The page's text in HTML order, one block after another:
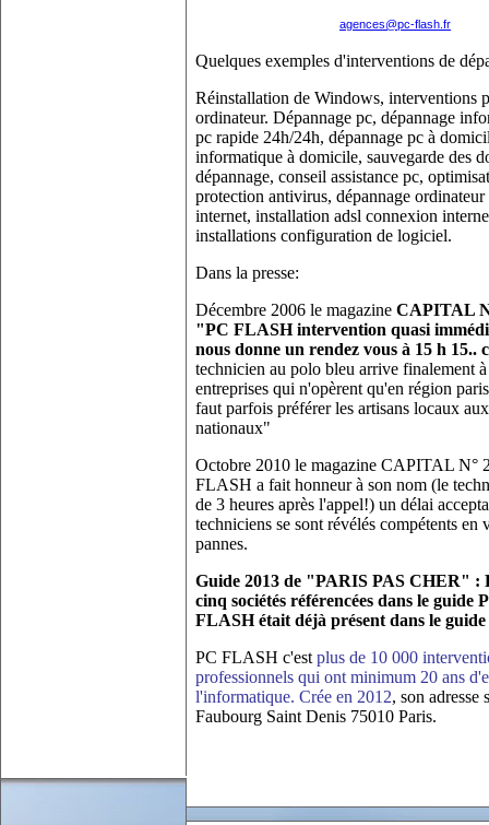
agences@pc-flash.fr
Quelques exemples d'interventions de
Réinstallation de Windows, interventions
ordinateur. Dépannage pc, dépannage
pc rapide 24h/24h, dépannage pc à
informatique à domicile, sauvegarde des
dépannage, conseil assistance pc,
protection antivirus, dépannage ordinateur
internet, installation adsl connexion
installations configuration de logiciel.
Dans la presse:
Décembre 2006 le magazine CAPITAL
"PC FLASH intervention quasi
nous donne un rendez vous à 15 h 15..
technicien au polo bleu arrive finalement
entreprises qui n'opèrent qu'en région
faut parfois préférer les artisans locaux
nationaux"
Octobre 2010 le magazine CAPITAL N°
FLASH a fait honneur à son nom (le
de 3 heures après l'appel!) un délai
techniciens se sont révélés compétents en
pannes.
Guide 2013 de "PARIS PAS CHER" :
cinq sociétés référencées dans le guide
FLASH était déjà présent dans le guide
PC FLASH c'est plus de 10 000
professionnels qui ont minimum 20 ans
l'informatique. Crée en 2012, son adresse
Faubourg Saint Denis 75010 Paris.